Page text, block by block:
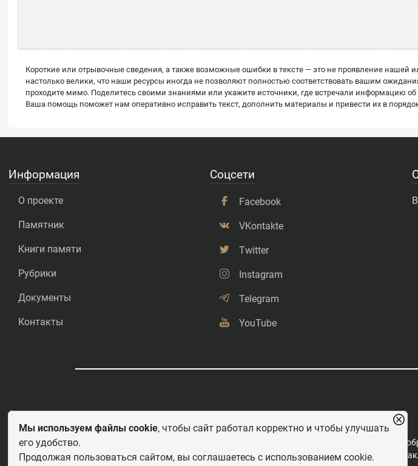
Короткие или отрывочные сведения, а также возможные ошибки в тексте — это не проявление
настолько велики, что наши ресурсы иногда не позволяют полностью соответствовать вашим
проходите мимо. Поделитесь своими знаниями или укажите источники, где встречали информацию
Ваша помощь поможет нам оперативно исправить текст, дополнить материалы и привести их в
Информация
О проекте
Памятник
Книги памяти
Рубрики
Документы
Контакты
Соцсети
Facebook
VKontakte
Twitter
Instagram
Telegram
YouTube
Любое использование и перепечатка материалов приветствуется редакцией проекта. Материалы
этих важных страницах истории должны быть свободными для распространения, на них не могут
Мы используем файлы cookie, чтобы сайт работал корректно и чтобы улучшать
его удобство.
Продолжая пользоваться сайтом, вы соглашаетесь с использованием cookie.